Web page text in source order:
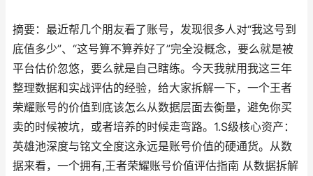
摘要：最近帮几个朋友看了账号，发现很多人对“我这号到
底值多少”、“这号算不算养好了”完全没概念，要么就是被
平台估价忽悠，要么就是自己瞎练。今天我就用我这三年
整理数据和实战评估的经验，给大家拆解一下，一个王者
荣耀账号的价值到底该怎么从数据层面去衡量，避免你买
卖的时候被坑，或者培养的时候走弯路。1.S级核心资产：
英雄池深度与铭文全度这永远是账号价值的硬通货。从数
据来看，一个拥有,王者荣耀账号价值评估指南 从数据拆解